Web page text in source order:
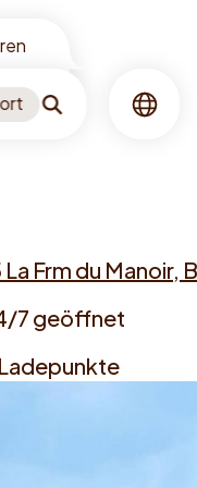
Suchen
La Frm du
7 geöffnet